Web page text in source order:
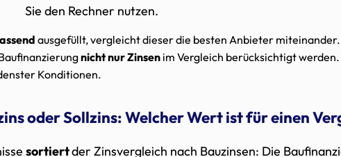
Sie den Rechner nutzen.
ausgefüllt, vergleicht dieser die besten Anbieter
nicht nur Zinsen im Vergleich berücksichtigt
Konditionen.
oder Sollzins: Welcher Wert ist für einen
sortiertder Zinsvergleich nach Bauzinsen: Die